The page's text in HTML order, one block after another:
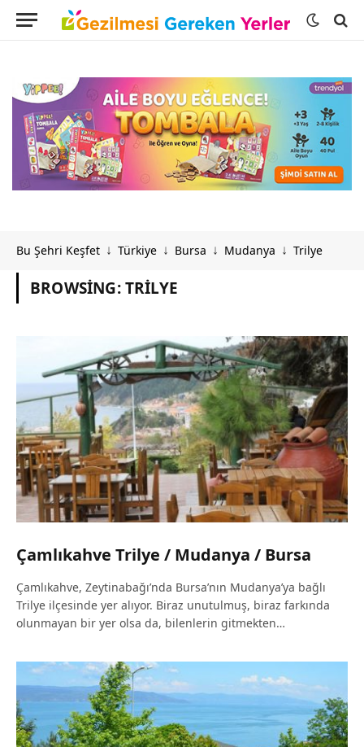
Bu Şehri Keşfet ↓ Türkiye ↓ Bursa ↓ Mudanya ↓ Trilye
BROWSING:TRILYE
Çamlıkahve Trilye / Mudanya / Bursa
Çamlıkahve, Zeytinabağı’nda Bursa’nın Mudanya’ya bağlı
Trilye ilçesinde yer alıyor. Biraz unutulmuş, biraz farkında
olunmayan bir yer olsa da, bilenlerin gitmekten…